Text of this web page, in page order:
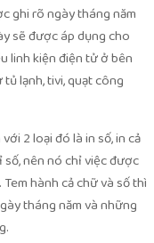
ghi rõ ngày tháng năm
sẽ được áp dụng cho
linh kiện điện tử ở bên
lạnh, tivi, quạt công
2 loại đó là in số, in cả
nên nó chỉ việc được
hành cả chữ và số thì
tháng năm và những